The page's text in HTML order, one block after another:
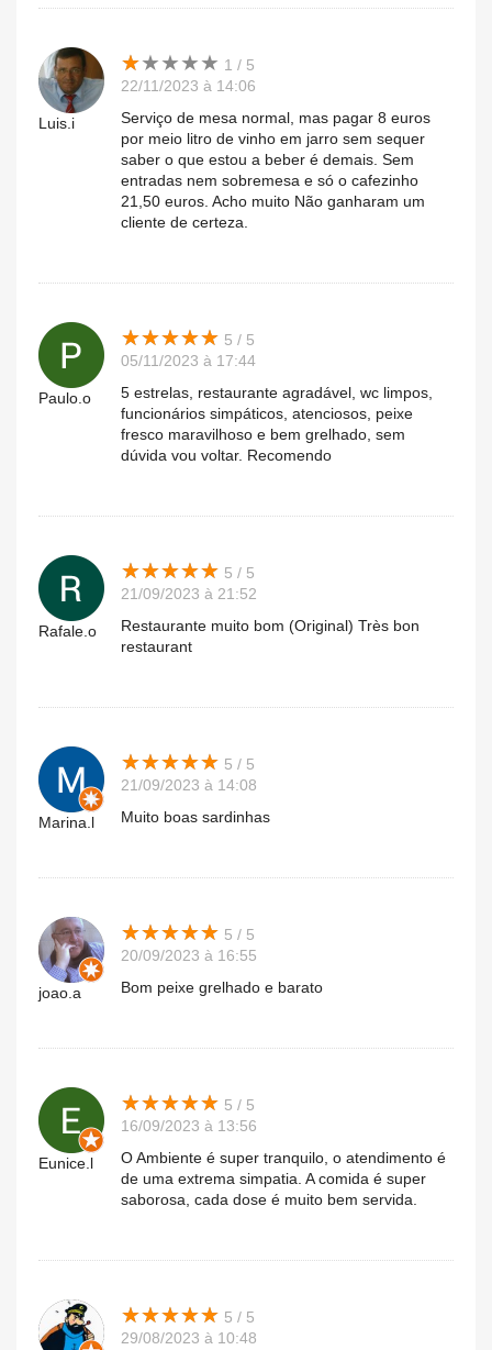
Luis.i
★★★★★
★★★★★ 1 / 5
22/11/2023 à 14:06
Serviço de mesa normal, mas pagar 8 euros
por meio litro de vinho em jarro sem sequer
saber o que estou a beber é demais. Sem
entradas nem sobremesa e só o cafezinho
21,50 euros. Acho muito Não ganharam um
cliente de certeza.
Paulo.o
★★★★★
★★★★★ 5 / 5
05/11/2023 à 17:44
5 estrelas, restaurante agradável, wc limpos,
funcionários simpáticos, atenciosos, peixe
fresco maravilhoso e bem grelhado, sem
dúvida vou voltar. Recomendo
Rafale.o
★★★★★
★★★★★ 5 / 5
21/09/2023 à 21:52
Restaurante muito bom (Original) Très bon
restaurant
Marina.l
★★★★★
★★★★★ 5 / 5
21/09/2023 à 14:08
Muito boas sardinhas
joao.a
★★★★★
★★★★★ 5 / 5
20/09/2023 à 16:55
Bom peixe grelhado e barato
Eunice.l
★★★★★
★★★★★ 5 / 5
16/09/2023 à 13:56
O Ambiente é super tranquilo, o atendimento é
de uma extrema simpatia. A comida é super
saborosa, cada dose é muito bem servida.
★★★★★
★★★★★ 5 / 5
29/08/2023 à 10:48